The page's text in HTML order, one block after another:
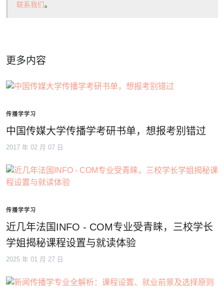
联系我们。
更多内容
传播学学习
中国传媒大学传播学考研书单，想报考别错过
2017 年 02 月 07 日
传播学学习
近几年法国INFO - COM专业受青睐，三校学长
学姐揭秘课程设置与就读体验
2025 年 01 月 27 日